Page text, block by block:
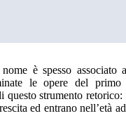
è spesso associato
le opere del
strumento
ed entrano nell’età